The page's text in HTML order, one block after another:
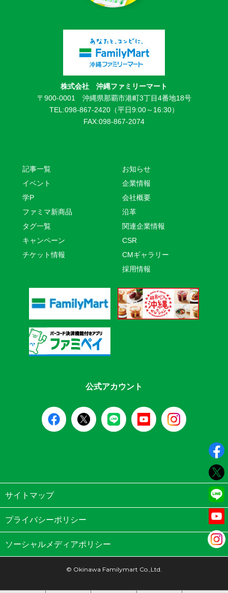
株式会社 沖縄ファミリーマート
〒900-0001 沖縄県那覇市港町3丁目4番地18号
TEL:098-867-2420（平日9:00～16:30）
FAX:098-867-2074
記事一覧
イベント
学P
ファミマ新商品
タグ一覧
キャンペーン
チケット情報
お知らせ
企業情報
会社概要
沿革
関連企業情報
CSR
CMギャラリー
採用情報
公式アカウント
サイトマップ
プライバシーポリシー
ソーシャルメディアポリシー
© Okinawa Familymart Co.,Ltd.